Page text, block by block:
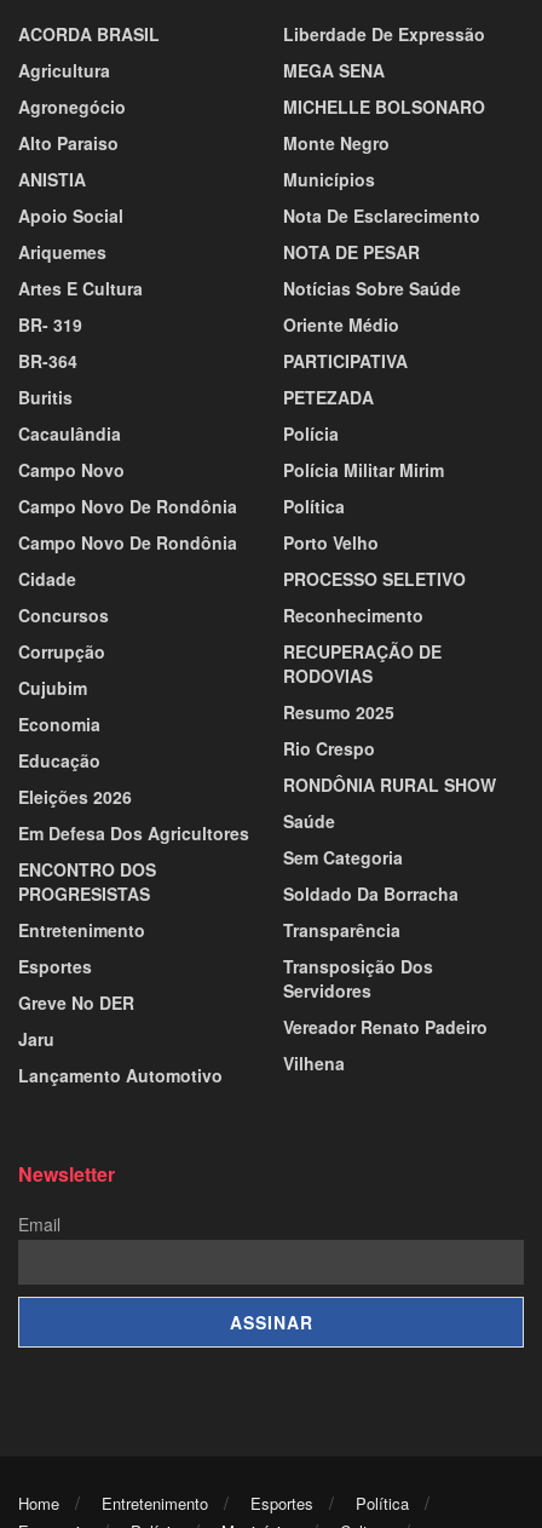
ACORDA BRASIL
Agricultura
Agronegócio
Alto Paraiso
ANISTIA
Apoio Social
Ariquemes
Artes E Cultura
BR- 319
BR-364
Buritis
Cacaulândia
Campo Novo
Campo Novo De Rondônia
Campo Novo De Rondônia
Cidade
Concursos
Corrupção
Cujubim
Economia
Educação
Eleições 2026
Em Defesa Dos Agricultores
ENCONTRO DOS
PROGRESISTAS
Entretenimento
Esportes
Greve No DER
Jaru
Lançamento Automotivo
Liberdade De Expressão
MEGA SENA
MICHELLE BOLSONARO
Monte Negro
Municípios
Nota De Esclarecimento
NOTA DE PESAR
Notícias Sobre Saúde
Oriente Médio
PARTICIPATIVA
PETEZADA
Polícia
Polícia Militar Mirim
Política
Porto Velho
PROCESSO SELETIVO
Reconhecimento
RECUPERAÇÃO DE
RODOVIAS
Resumo 2025
Rio Crespo
RONDÔNIA RURAL SHOW
Saúde
Sem Categoria
Soldado Da Borracha
Transparência
Transposição Dos
Servidores
Vereador Renato Padeiro
Vilhena
Newsletter
Email
Home Entretenimento Esportes
Política